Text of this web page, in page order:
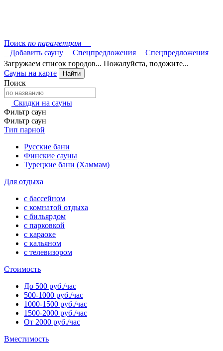
Поиск по параметрам
Добавить сауну
Спецпредложения
Спецпредложения
Загружаем список городов... Пожалуйста, подожите...
Сауны на карте
Найти
Поиск
Скидки на сауны
Фильтр саун
Фильтр саун
Тип парной
Русские бани
Финские сауны
Турецкие бани (Хаммам)
Для отдыха
с бассейном
с комнатой отдыха
с бильярдом
с парковкой
с караоке
с кальяном
с телевизором
Стоимость
До 500 руб./час
500-1000 руб./час
1000-1500 руб./час
1500-2000 руб./час
От 2000 руб./час
Вместимость